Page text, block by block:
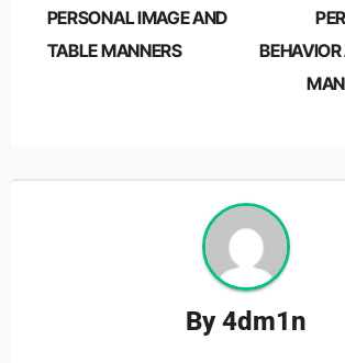
navigation
PERSONAL IMAGE AND
TABLE MANNERS
By4dm1n